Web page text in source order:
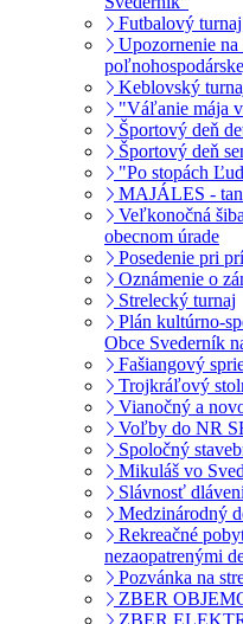
Futbalový
Upozornenie na
Keblovský
"Váľanie mája
Športový deň
Športový deň
"Po stopách
MAJÁLES -
Veľkonočná
obecnom úrade
Posedenie pri
Oznámenie o
Strelecký turnaj
Plán kultúrno-
Obce Svederník
Fašiangový
Trojkráľový
Vianočný a
Voľby do NR
Spoločný
Mikuláš vo
Slávnosť
Medzinárodný
Rekreačné
nezaopatrenými
Pozvánka na
ZBER
ZBER